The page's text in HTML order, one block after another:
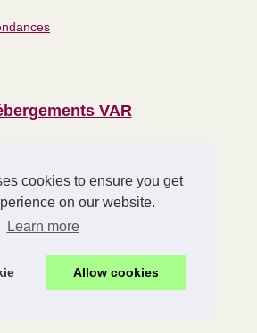
cookies to ensure you get
on our website.
Learn more
Allow cookies
VAR
:...